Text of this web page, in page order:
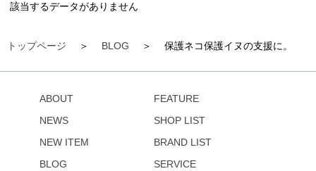
トップページ BLOG 保護ネコ保護イヌの支援に。
該当するデータがありません
ABOUT
NEWS
NEW ITEM
BLOG
FEATURE
SHOP LIST
BRAND LIST
SERVICE